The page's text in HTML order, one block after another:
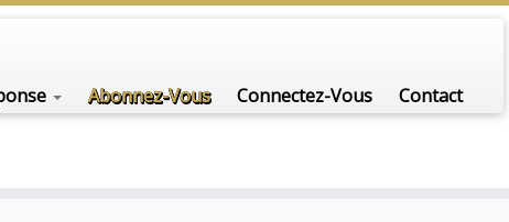
Abonnez-Vous Connectez-Vous Contact